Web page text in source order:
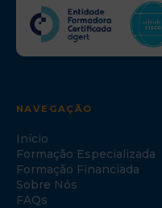
NAVEGAÇÃO
Início
Formação Especializada
Formação Financiada
Sobre Nós
FAQs